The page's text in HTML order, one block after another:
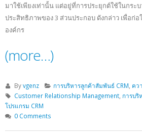
มาใช้เพียงเท่านั้น แต่อยู่ที่การประยุกต์ใช้ในกระ
ประสิทธิภาพของ 3 ส่วนประกอบ ดังกล่าว เพื่อก่
องค์กร
(more…)
Byvgenz การบริหารลูกค้าสัมพันธ์ CRM คว
Customer Relationship Management, การบ
โปรแกรม CRM
0 Comments